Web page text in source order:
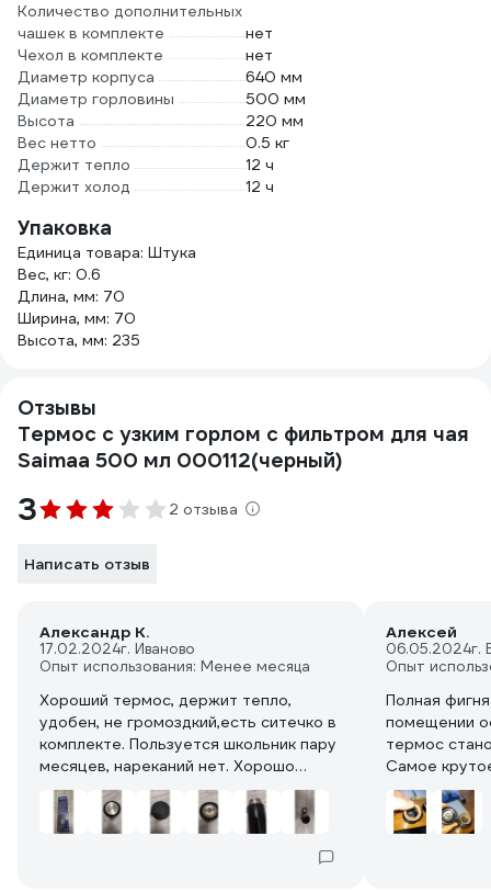
Количество дополнительных
чашек в комплекте
нет
Чехол в комплекте
нет
Диаметр корпуса
640 мм
Диаметр горловины
500 мм
Высота
220 мм
Вес нетто
0.5 кг
Держит тепло
12 ч
Держит холод
12 ч
Упаковка
Единица товара: Штука
Вес, кг: 0.6
Длина, мм: 70
Ширина, мм: 70
Высота, мм: 235
Отзывы
Термос с узким горлом с фильтром для чая
Saimaa 500 мл 000112(черный)
3 2 отзыва
Написать отзыв
Александр К.
17.02.2024г. Иваново
Опыт использования: Менее месяца
Хороший термос, держит тепло,
удобен, не громоздкий,есть ситечко в
комплекте. Пользуется школьник пару
месяцев, нареканий нет. Хорошо
закручивается крышка.
Алексей
06.05.2024г.
Опыт
Полная
помещении
термос
Самое
Она всегда
термос